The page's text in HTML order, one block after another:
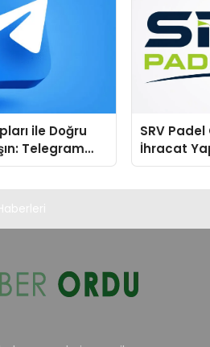
ile Doğru
Telegram
Sade ve
SRV
İhracat
Padel